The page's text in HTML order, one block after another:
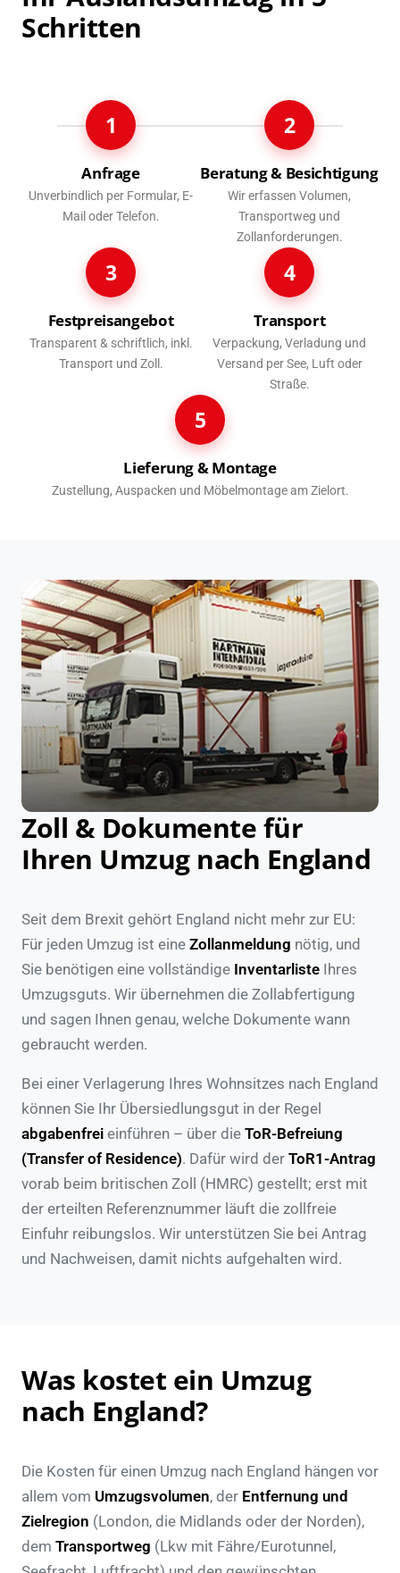
Schritten
1
Anfrage
Unverbindlich per Formular, E-
Mail oder Telefon.
2
Beratung & Besichtigung
Wir erfassen Volumen,
Transportweg und
Zollanforderungen.
3
Festpreisangebot
Transparent & schriftlich, inkl.
Transport und Zoll.
4
Transport
Verpackung, Verladung und
Versand per See, Luft oder
Straße.
5
Lieferung & Montage
Zustellung, Auspacken und Möbelmontage am Zielort.
Zoll & Dokumente für
Ihren Umzug nach England
Seit dem Brexit gehört England nicht mehr zur EU:
Für jeden Umzug ist eine Zollanmeldung nötig, und
Sie benötigen eine vollständige Inventarliste Ihres
Umzugsguts. Wir übernehmen die Zollabfertigung
und sagen Ihnen genau, welche Dokumente wann
gebraucht werden.
Bei einer Verlagerung Ihres Wohnsitzes nach England
können Sie Ihr Übersiedlungsgut in der Regel
abgabenfrei einführen – über die ToR-Befreiung
(Transfer of Residence). Dafür wird der ToR1-Antrag
vorab beim britischen Zoll (HMRC) gestellt; erst mit
der erteilten Referenznummer läuft die zollfreie
Einfuhr reibungslos. Wir unterstützen Sie bei Antrag
und Nachweisen, damit nichts aufgehalten wird.
Was kostet ein Umzug
nach England?
Die Kosten für einen Umzug nach England hängen vor
allem vom Umzugsvolumen, der Entfernung und
Zielregion (London, die Midlands oder der Norden),
dem Transportweg (Lkw mit Fähre/Eurotunnel,